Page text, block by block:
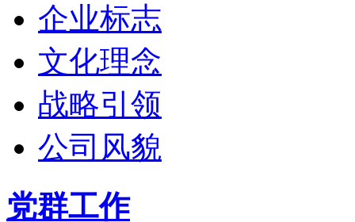
企业标志
文化理念
战略引领
公司风貌
党群工作